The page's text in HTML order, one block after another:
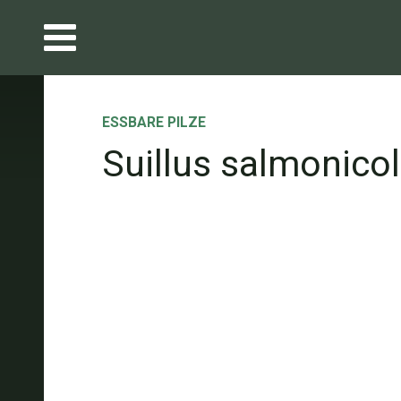
ESSBARE PILZE
Suillus